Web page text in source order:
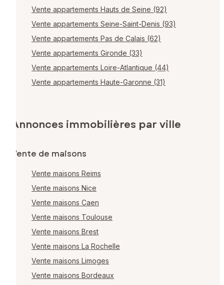
Vente appartements Hauts de Seine (92)
Vente appartements Seine-Saint-Denis (93)
Vente appartements Pas de Calais (62)
Vente appartements Gironde (33)
Vente appartements Loire-Atlantique (44)
Vente appartements Haute-Garonne (31)
Annonces immobilières par ville
Vente de maisons
Vente maisons Reims
Vente maisons Nice
Vente maisons Caen
Vente maisons Toulouse
Vente maisons Brest
Vente maisons La Rochelle
Vente maisons Limoges
Vente maisons Bordeaux